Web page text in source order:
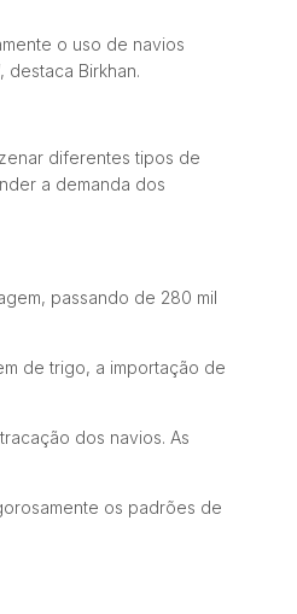
o uso de navios
Birkhan.
diferentes tipos de
a demanda dos
passando de 280 mil
de trigo, a importação de
dos navios. As
os padrões de